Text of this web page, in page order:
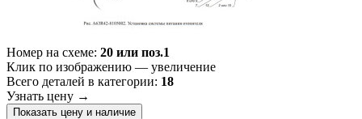
Номер на схеме: 20 или поз.1
Клик по изображению — увеличение
Всего деталей в категории: 18
Узнать цену →
Показать цену и наличие